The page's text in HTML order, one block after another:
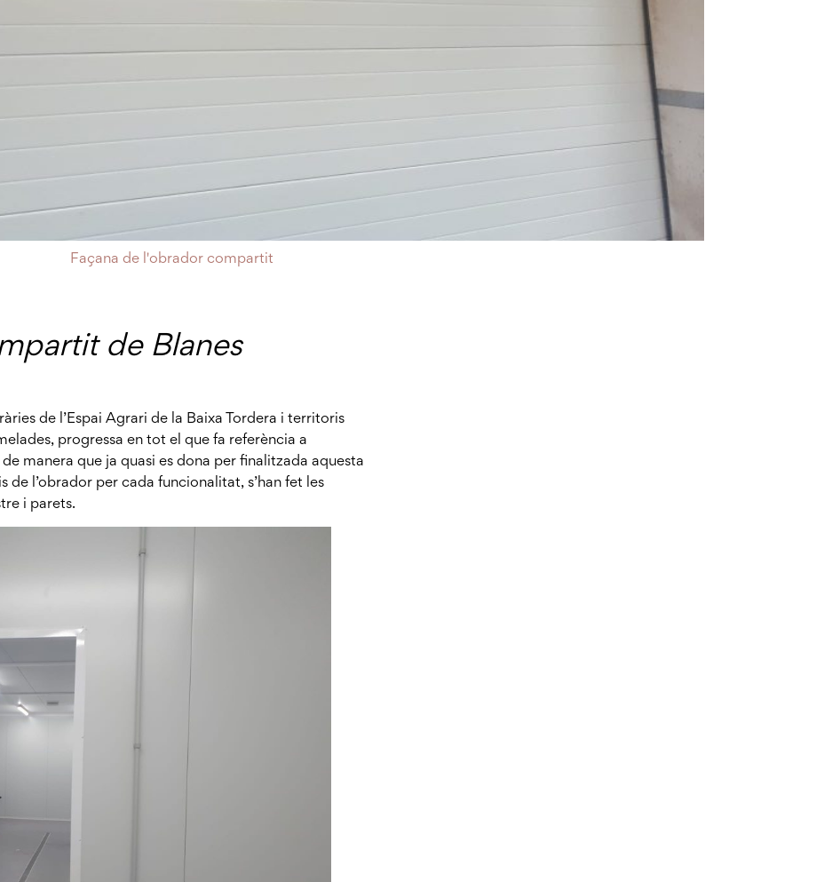
Façana de l'obrador compartit
de Blanes
de l’Espai Agrari de la Baixa Tordera i territoris
progressa en tot el que fa referència a
manera que ja quasi es dona per finalitzada aquesta
de l’obrador per cada funcionalitat, s’han fet les
i parets.